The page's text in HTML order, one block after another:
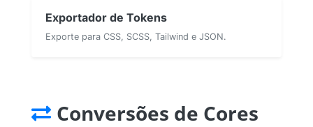
Exportador de Tokens
Exporte para CSS, SCSS, Tailwind e JSON.
Conversões de Cores